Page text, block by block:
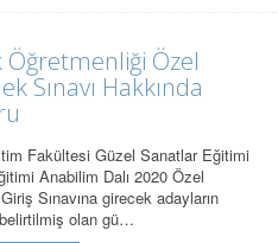
Öğretmenliği Özel
Sınavı Hakkında
Fakültesi Güzel Sanatlar Eğitimi
Anabilim Dalı 2020 Özel
Sınavına girecek adayların
olan gü…